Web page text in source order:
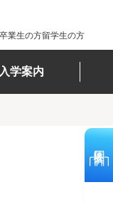
業生の方留学生の方
入学案内